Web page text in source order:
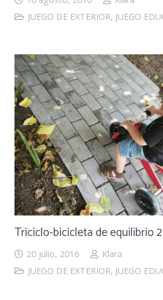
JUEGO DE EXTERIOR, JUEGO
Triciclo-bicicleta de equilibrio 2
20 julio, 2016
Klara
JUEGO DE EXTERIOR, JUEGO